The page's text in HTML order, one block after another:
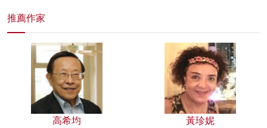
推薦作家
高希均 黃珍妮